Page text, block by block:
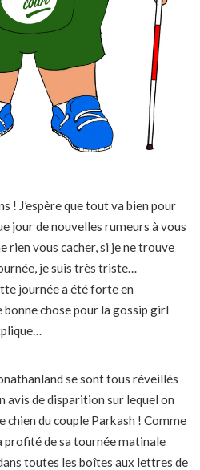
! J’espère que tout va bien pour
jour de nouvelles rumeurs à vous
rien vous cacher, si je ne trouve
je suis très triste…
journée a été forte en
bonne chose pour la gossip girl
se sont tous réveillés
avis de disparition sur lequel on
chien du couple Parkash ! Comme
profité de sa tournée matinale
toutes les boîtes aux lettres de